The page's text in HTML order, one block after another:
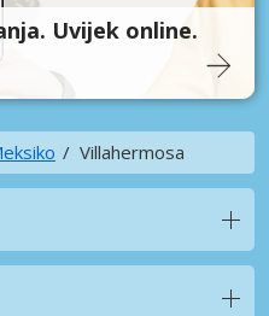
Uvijek online.
Villahermosa